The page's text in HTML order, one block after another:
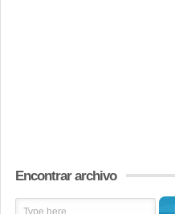
Encontrar archivo